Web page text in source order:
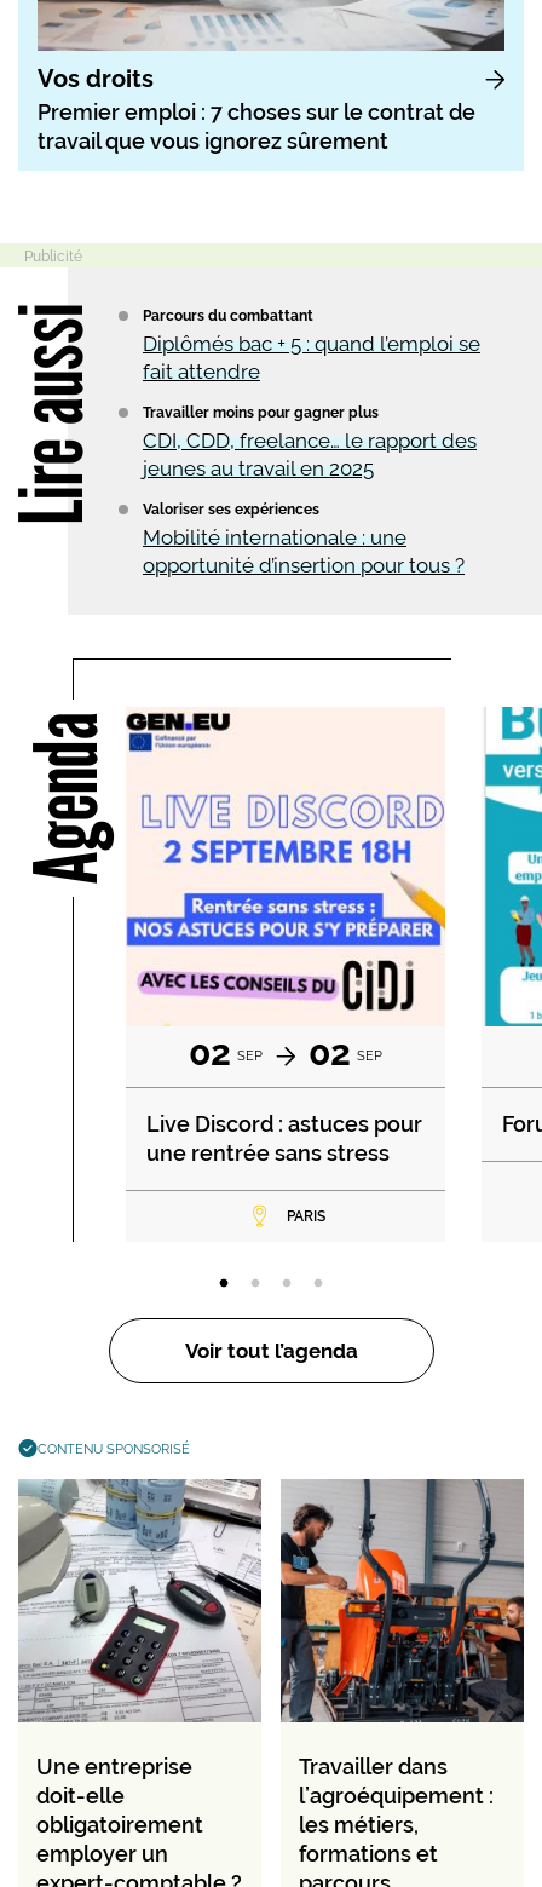
Vos droits
Premier emploi : 7 choses sur le contrat de
travail que vous ignorez sûrement
Parcours du combattant
Diplômés bac + 5 : quand l’emploi se
fait attendre
Travailler moins pour gagner plus
CDI, CDD, freelance… le rapport des
jeunes au travail en 2025
Valoriser ses expériences
Mobilité internationale : une
opportunité d’insertion pour tous ?
Agenda
02 SEP 02 SEP
Live Discord : astuces pour
une rentrée sans stress
PARIS
Voir tout l’agenda
CONTENU SPONSORISÉ
Une entreprise
doit-elle
obligatoirement
employer un
Travailler dans
l’agroéquipement :
les métiers,
formations et